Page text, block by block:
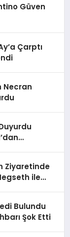
Güven
Çarptı
Necran
Ziyaretinde
ile
Bulundu
Şok Etti